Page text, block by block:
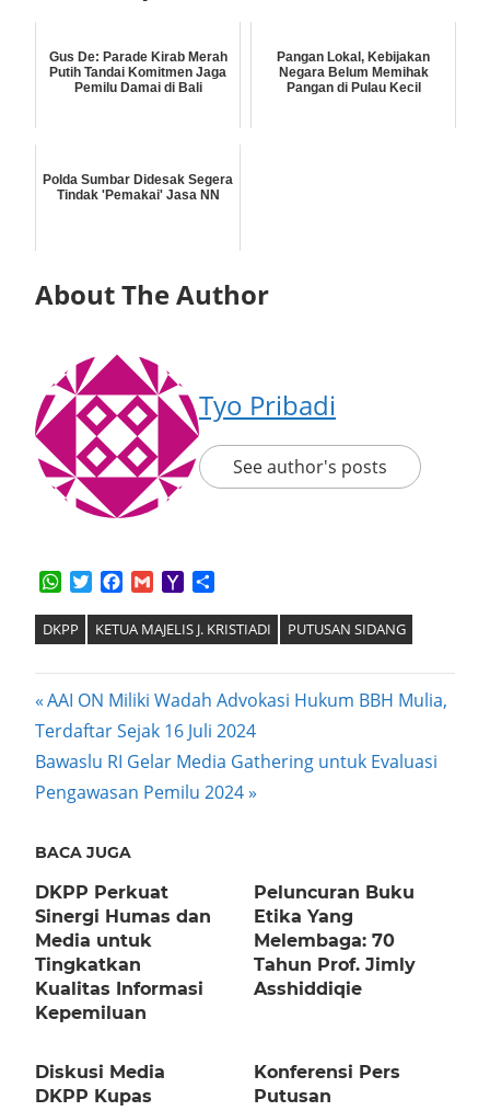
Gus De: Parade Kirab Merah
Putih Tandai Komitmen Jaga
Pemilu Damai di Bali
Pangan Lokal, Kebijakan
Negara Belum Memihak
Pangan di Pulau Kecil
Polda Sumbar Didesak Segera
Tindak 'Pemakai' Jasa NN
About The Author
Tyo Pribadi
See author's posts
WhatsApp
TwitterFacebook
GmailYahoo
DKPP KETUA MAJELIS J. KRISTIADI PUTUSAN SIDANG
Post
navigation
Previous
Post:
AAI ON Miliki Wadah Advokasi Hukum BBH Mulia,
Terdaftar Sejak 16 Juli 2024
Next
Post:
Bawaslu RI Gelar Media Gathering untuk Evaluasi
Pengawasan Pemilu 2024
BACA JUGA
DKPP Perkuat
Sinergi Humas dan
Media untuk
Tingkatkan
Kualitas Informasi
Kepemiluan
Peluncuran Buku
Etika Yang
Melembaga: 70
Tahun Prof. Jimly
Asshiddiqie
Diskusi Media
DKPP Kupas
Konferensi Pers
Putusan